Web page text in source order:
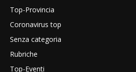
Top-Provincia
Coronavirus top
Senza categoria
Rubriche
Top-Eventi